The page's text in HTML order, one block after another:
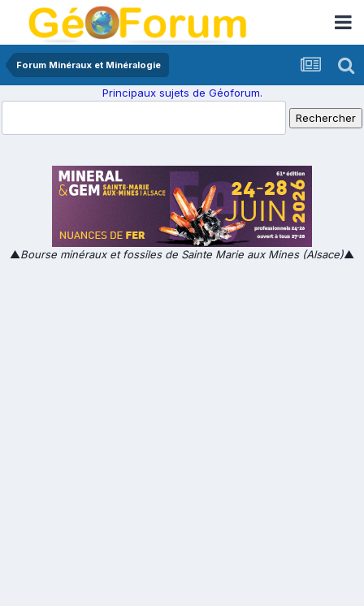
Forum Minéraux et Minéralogie
Principaux sujets de Géoforum.
▲Bourse minéraux et fossiles de Sainte Marie aux Mines (Alsace)▲